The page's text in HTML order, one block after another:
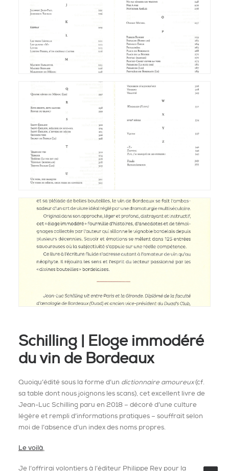
Schilling | Eloge immodéré
du vin de Bordeaux
Quoiqu’édité sous la forme d’un dictionnaire amoureux(cf.
sa table dont nous joignons les scans), cet excellent livre de
Jean-Luc Schilling paru en 2018 – décoré d’une culture
légère et rempli d’informations pratiques – souffrait selon
moi de l’absence d’un index des noms propres.
Le voilà.
Je l’offrirai volontiers à l’éditeur Philippe Rey pour la